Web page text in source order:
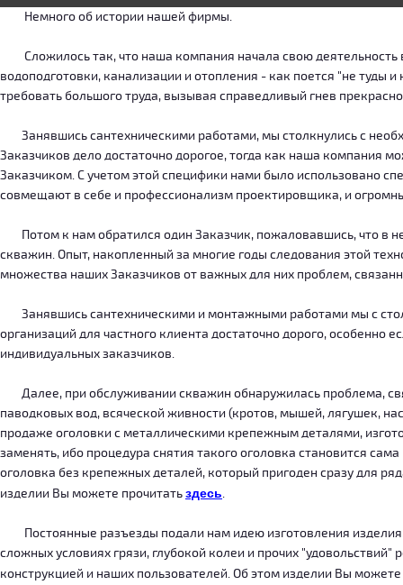
Немного об истории нашей фирмы.
Сложилось так, что наша компания начала свою деятельность
водоподготовки, канализации и отопления - как поется "не
требовать большого труда, вызывая справедливый гнев
Занявшись сантехническими работами, мы столкнулись с
Заказчиков дело достаточно дорогое, тогда как наша компания
Заказчиком. С учетом этой специфики нами было использовано
совмещают в себе и профессионализм проектировщика, и
Потом к нам обратился один Заказчик, пожаловавшись, что в
скважин. Опыт, накопленный за многие годы следования этой
множества наших Заказчиков от важных для них проблем,
Занявшись сантехническими и монтажными работами мы с
организаций для частного клиента достаточно дорого, особенно
индивидуальных заказчиков.
Далее, при обслуживании скважин обнаружилась проблема,
паводковых вод, всяческой живности (кротов, мышей, лягушек,
продаже оголовки с металлическими крепежным деталями,
заменять, ибо процедура снятия такого оголовка становится
оголовка без крепежных деталей, который пригоден сразу для
изделии Вы можете прочитатьздесь.
Постоянные разъезды подали нам идею изготовления
сложных условиях грязи, глубокой колеи и прочих
конструкцией и наших пользователей. Об этом изделии Вы